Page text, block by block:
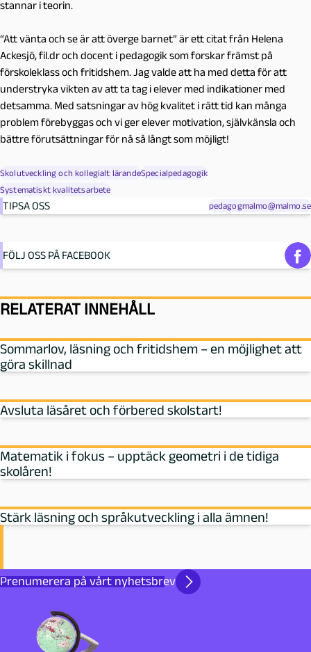
stannar i teorin.
“Att vänta och se är att överge barnet” är ett citat från Helena
Ackesjö, fil.dr och docent i pedagogik som forskar främst på
förskoleklass och fritidshem. Jag valde att ha med detta för att
understryka vikten av att ta tag i elever med indikationer med
detsamma. Med satsningar av hög kvalitet i rätt tid kan många
problem förebyggas och vi ger elever motivation, självkänsla och
bättre förutsättningar för nå så långt som möjligt!
Skolutveckling och kollegialt lärandeSpecialpedagogik
Systematiskt kvalitetsarbete
TIPSA OSS pedagogmalmo@malmo.se
FÖLJ OSS PÅ FACEBOOK
RELATERAT INNEHÅLL
Sommarlov, läsning och fritidshem – en möjlighet att
göra skillnad
Avsluta läsåret och förbered skolstart!
Matematik i fokus – upptäck geometri i de tidiga
skolåren!
Stärk läsning och språkutveckling i alla ämnen!
Prenumerera på vårt nyhetsbrev